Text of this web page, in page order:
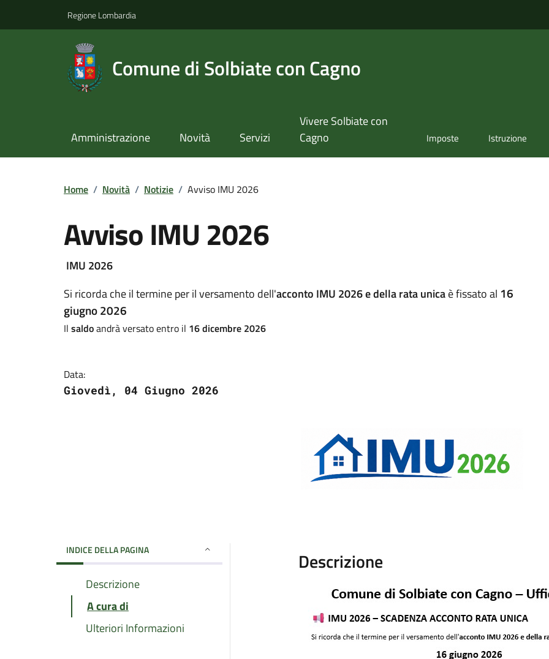
Regione Lombardia
Comune di Solbiate con Cagno
Amministrazione Novità Servizi
Vivere Solbiate con
Cagno
Imposte Istruzione
Home / Novità / Notizie / Avviso IMU 2026
Avviso IMU 2026
IMU 2026
Si ricorda che il termine per il versamento dell'acconto IMU 2026e della rata unicaè fissato al 16
giugno 2026
Il saldoandrà versato entro il 16 dicembre 2026
Data:
Giovedì, 04 Giugno 2026
INDICE DELLA PAGINA
Descrizione
A cura di
Ulteriori Informazioni
Descrizione